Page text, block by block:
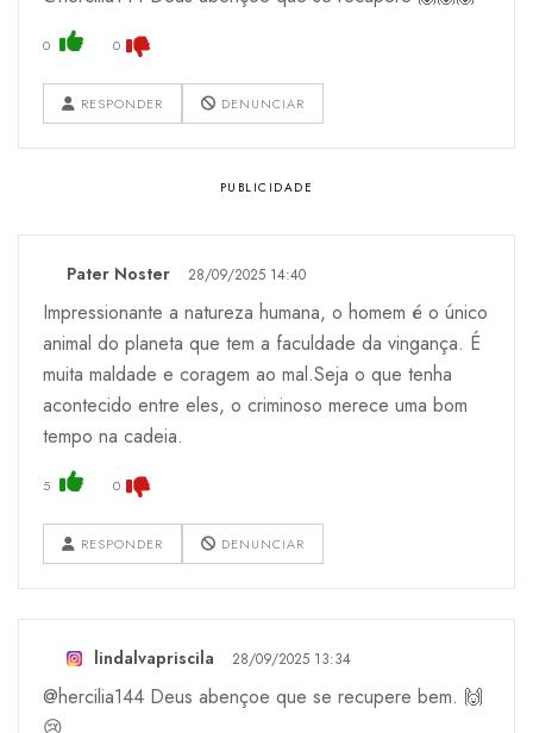
0 0
RESPONDER DENUNCIAR
Pater Noster 28/09/2025 14:40
Impressionante a natureza humana, o homem é o único
animal do planeta que tem a faculdade da vingança. É
muita maldade e coragem ao mal.Seja o que tenha
acontecido entre eles, o criminoso merece uma bom
tempo na cadeia.
5 0
RESPONDER DENUNCIAR
lindalvapriscila 28/09/2025 13:34
@hercilia144 Deus abençoe que se recupere bem. 🙌
😢